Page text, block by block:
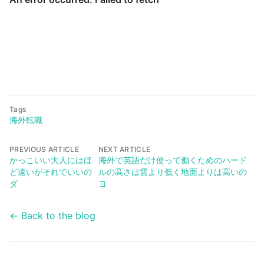
Tags
海外転職
PREVIOUS ARTICLE
かっこいい大人にはほ
ど遠いがそれでいいの
ダ
NEXT ARTICLE
海外で英語だけ使って働くためのハード
ルの高さは雲より低く地面よりは高いの
ヨ
← Back to the blog